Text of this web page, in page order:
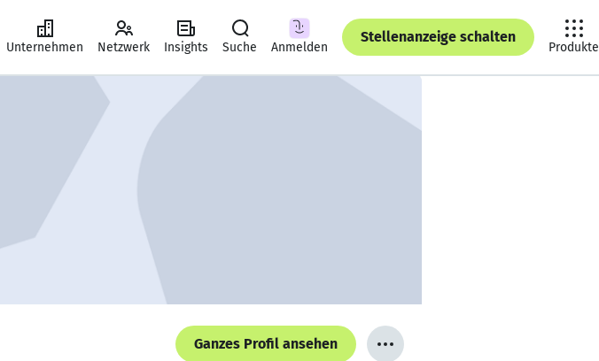
Unternehmen Netzwerk Insights Suche Anmelden
Stellenanzeige schalten
Produkte
Ganzes Profil ansehen